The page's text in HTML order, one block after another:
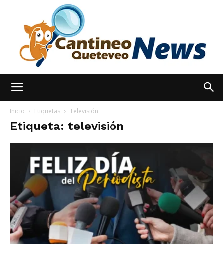
hoy
Inicio Etiquetas Televisión
Etiqueta: televisión